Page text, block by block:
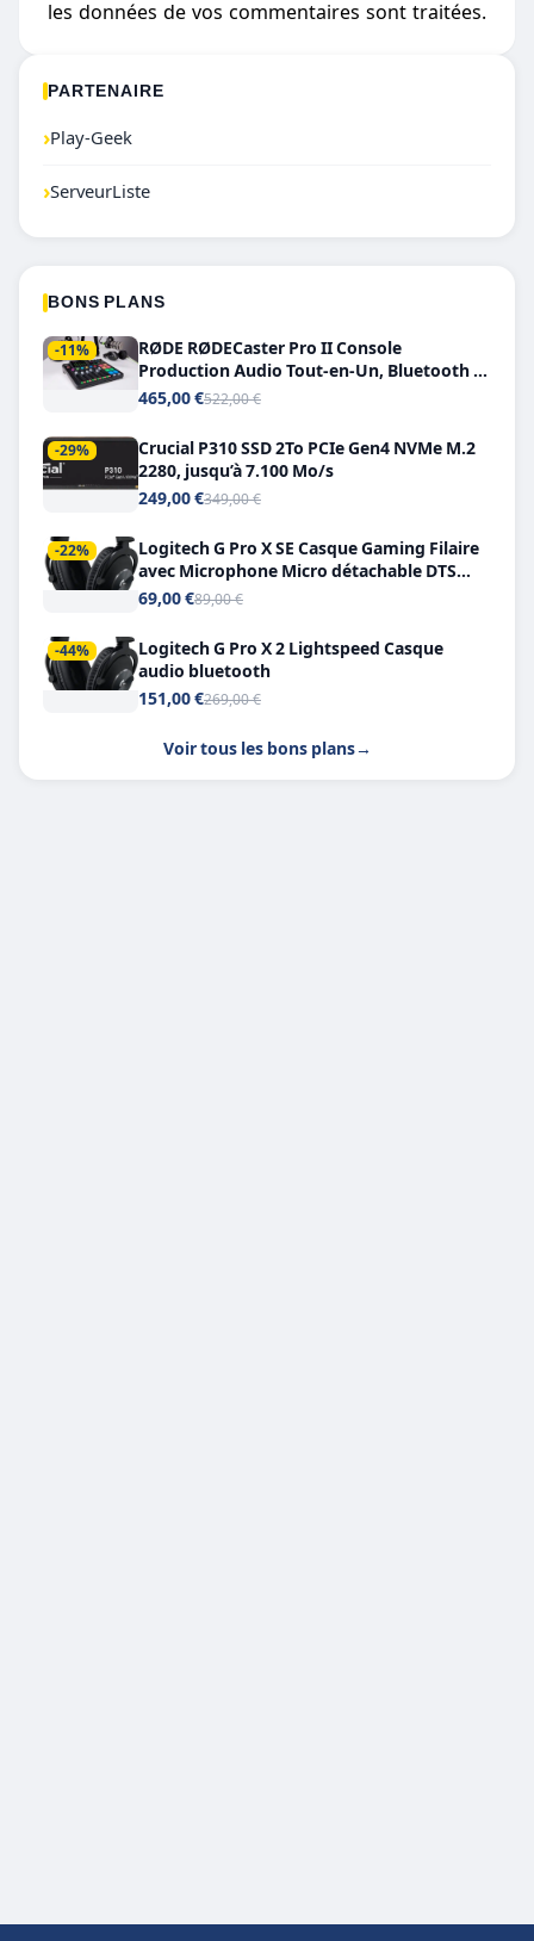
les données de vos commentaires sont traitées.
PARTENAIRE
›Play-Geek
›ServeurListe
BONS PLANS
-11%
RØDE RØDECaster Pro II Console
Production Audio Tout-en-Un, Bluetooth et
Double USB-C
465,00 €522,00 €
-29%
Crucial P310 SSD 2To PCIe Gen4 NVMe M.2
2280, jusqu’à 7.100 Mo/s
249,00 €349,00 €
-22%
Logitech G Pro X SE Casque Gaming Filaire
avec Microphone Micro détachable DTS
Headphone X 7.1
69,00 €89,00 €
-44%
Logitech G Pro X 2 Lightspeed Casque
audio bluetooth
151,00 €269,00 €
Voir tous les bons plans→